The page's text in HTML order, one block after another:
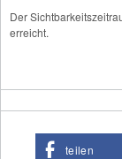
Der
erreicht.
teilen